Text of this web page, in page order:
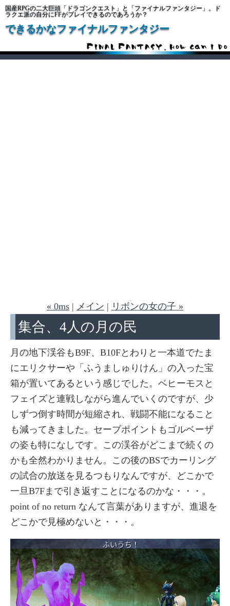
国産RPGの二大巨頭「ドラゴンクエスト」と「ファイナルファンタジー」。ド
ラクエ派の自分にFFがプレイできるのであろうか？
できるかなファイナルファンタジー
« 0ms | メイン | リボンの女の子 »
集合、4人の月の民
月の地下渓谷もB9F、B10Fとわりと一本道でたま
にエリクサーや「ふうましゅりけん」の入った宝
箱が置いてあるという感じでした。ベヒーモスと
フェイズと連戦しながら進んでいくのですが、少
しずつ倒す時間が短縮され、戦闘不能になること
も減ってきました。セーブポイントもゴルベーザ
の姿も特になしです。この渓谷がどこまで続くの
かも全然わかりません。この後のBSでカーリング
の試合の放送を見るつもりなんですが、どこかで
一旦B7Fまで引き返すことになるのかな・・・。
point of no return なんて言葉がありますが、進退を
どこかで見極めないと・・・。